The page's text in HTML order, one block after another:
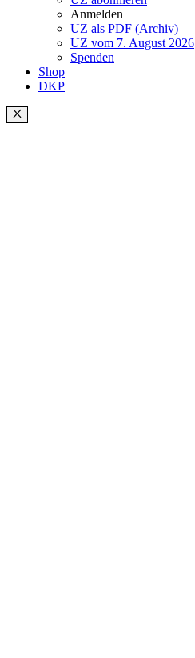
Anmelden
UZ als PDF (Archiv)
UZ vom 7. August 2026
Spenden
Shop
DKP
Schließen